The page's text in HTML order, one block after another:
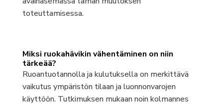
toteuttamisessa.
Miksi ruokahävikin vähentäminen on niin
tärkeää?
Ruoantuotannolla ja kulutuksella on merkittävä
vaikutus ympäristön tilaan ja luonnonvarojen
käyttöön. Tutkimuksen mukaan noin kolmannes